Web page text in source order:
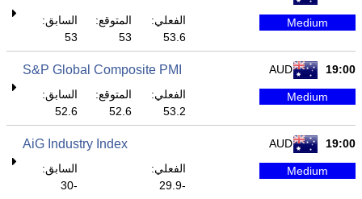
Medium
الفعلي:
53.6
المتوقع:
53
السابق:
53
19:00
AUD
S&P Global Composite PMI
Medium
الفعلي:
53.2
المتوقع:
52.6
السابق:
52.6
19:00
AUD
AiG Industry Index
Medium
الفعلي:
-29.9
السابق:
-30